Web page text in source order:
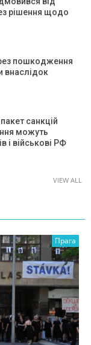
рішення щодо
пошкодження
внаслідок
санкцій
можуть
і військові РФ
VIEW ALL
Прага